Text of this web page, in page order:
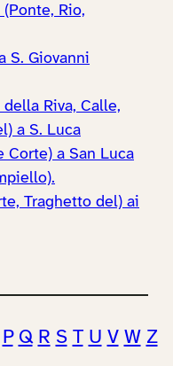
Rio,
S. Giovanni
Riva, Calle,
a S. Luca
Corte) a San Luca
Traghetto del) ai
P Q R S T U V W Z